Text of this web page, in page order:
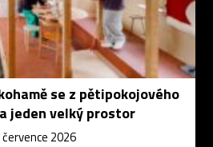
se z pětipokojového
jeden velký prostor
července 2026